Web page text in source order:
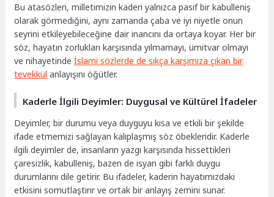
Bu atasözleri, milletimizin kaderi yalnızca pasif bir kabulleniş
olarak görmediğini, aynı zamanda çaba ve iyi niyetle onun
seyrini etkileyebileceğine dair inancını da ortaya koyar. Her bir
söz, hayatın zorlukları karşısında yılmamayı, ümitvar olmayı
ve nihayetindeİslami sözlerde de sıkça karşımıza çıkan bir
tevekkül anlayışını öğütler.
Kaderle İlgili Deyimler: Duygusal ve Kültürel İfadeler
Deyimler, bir durumu veya duyguyu kısa ve etkili bir şekilde
ifade etmemizi sağlayan kalıplaşmış söz öbekleridir. Kaderle
ilgili deyimler de, insanların yazgı karşısında hissettikleri
çaresizlik, kabulleniş, bazen de isyan gibi farklı duygu
durumlarını dile getirir. Bu ifadeler, kaderin hayatımızdaki
etkisini somutlaştırır ve ortak bir anlayış zemini sunar.